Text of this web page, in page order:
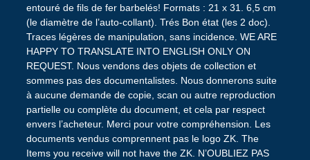
entouré de fils de fer barbelés! Formats : 21 x 31. 6,5 cm
(le diamètre de l’auto-collant). Trés Bon état (les 2 doc).
Traces légères de manipulation, sans incidence. WE ARE
HAPPY TO TRANSLATE INTO ENGLISH ONLY ON
REQUEST. Nous vendons des objets de collection et
sommes pas des documentalistes. Nous donnerons suite
à aucune demande de copie, scan ou autre reproduction
partielle ou complète du document, et cela par respect
envers l’acheteur. Merci pour votre compréhension. Les
documents vendus comprennent pas le logo ZK. The
Items you receive will not have the ZK. N’OUBLIEZ PAS